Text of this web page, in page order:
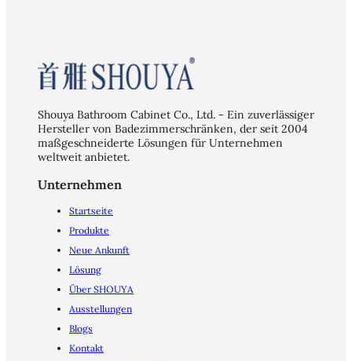
Shouya Bathroom Cabinet Co., Ltd. - Ein zuverlässiger
Hersteller von Badezimmerschränken, der seit 2004
maßgeschneiderte Lösungen für Unternehmen
weltweit anbietet.
Unternehmen
Startseite
Produkte
Neue Ankunft
Lösung
Über SHOUYA
Ausstellungen
Blogs
Kontakt